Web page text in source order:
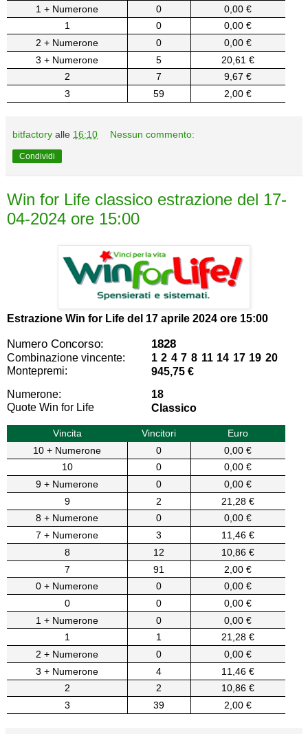
1 + Numerone
0
0,00 €
1
0
0,00 €
2 + Numerone
0
0,00 €
3 + Numerone
5
20,61 €
2
7
9,67 €
3
59 2,00 €
bitfactory alle 16:10 Nessun commento:
Condividi
Win for Life classico estrazione del 17-
04-2024 ore 15:00
Estrazione Win for Life del 17 aprile 2024 ore 15:00
Numero Concorso: 1828
Combinazione vincente:
1 2 4 7 8 11 14 17 19 20
Montepremi:
945,75 €
Numerone:
18
Quote Win for Life
Classico
Vincita Vincitori
Euro
10 + Numerone
0
0,00 €
10
0
0,00 €
9 + Numerone
0
0,00 €
9
2
21,28 €
8 + Numerone
0
0,00 €
7 + Numerone
3
11,46 €
8
12
10,86 €
7
91
2,00 €
0 + Numerone
0
0,00 €
0
0
0,00 €
1 + Numerone
0
0,00 €
1
1
21,28 €
2 + Numerone
0
0,00 €
3 + Numerone
4
11,46 €
2
2
10,86 €
3
39 2,00 €